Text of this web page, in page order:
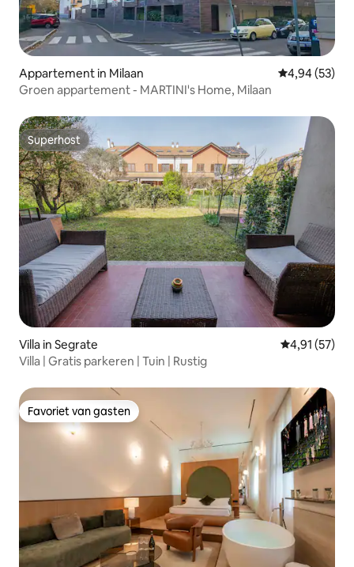
Appartement in Milaan Gemiddelde
4,94 (53)
Groen appartement - MARTINI's Home, Milaan
Superhost
Superhost
Villa in Segrate Gemiddelde
4,91 (57)
Villa | Gratis parkeren | Tuin | Rustig
Favoriet van gasten
Favoriet van gasten